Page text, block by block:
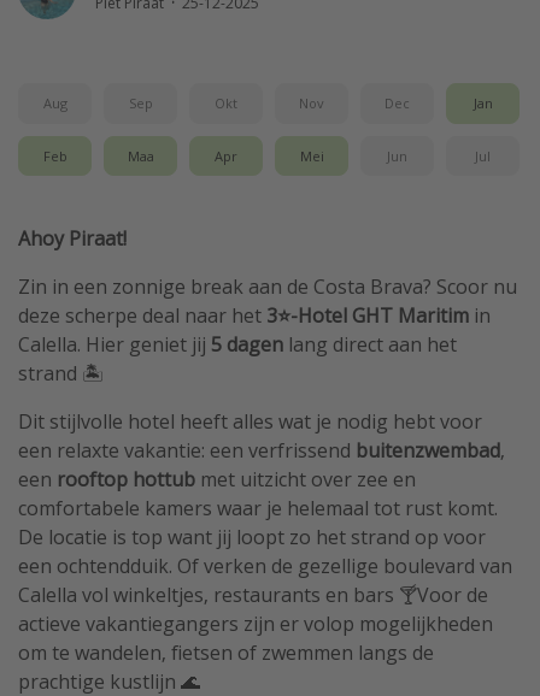
Aug Sep Okt Nov Dec Jan
Feb Maa Apr Mei Jun Jul
Ahoy Piraat!
Zin in een zonnige break aan de Costa Brava? Scoor nu
deze scherpe deal naar het 3⭐️-Hotel GHT Maritim in
Calella. Hier geniet jij 5 dagen lang direct aan het
strand 🏝️
Dit stijlvolle hotel heeft alles wat je nodig hebt voor
een relaxte vakantie: een verfrissend buitenzwembad,
een rooftop hottub met uitzicht over zee en
comfortabele kamers waar je helemaal tot rust komt.
De locatie is top want jij loopt zo het strand op voor
een ochtendduik. Of verken de gezellige boulevard van
Calella vol winkeltjes, restaurants en bars 🍸Voor de
actieve vakantiegangers zijn er volop mogelijkheden
om te wandelen, fietsen of zwemmen langs de
prachtige kustlijn 🌊